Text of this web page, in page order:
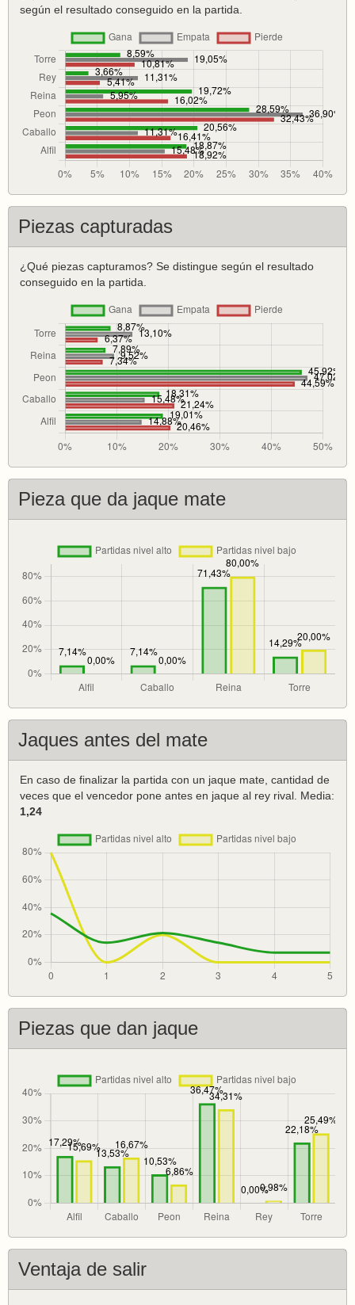
según el resultado conseguido en la partida.
Piezas capturadas
¿Qué piezas capturamos? Se distingue según el resultado
conseguido en la partida.
Pieza que da jaque mate
Jaques antes del mate
En caso de finalizar la partida con un jaque mate, cantidad de
veces que el vencedor pone antes en jaque al rey rival. Media:
1,24
Piezas que dan jaque
Ventaja de salir